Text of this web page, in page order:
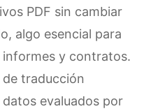
PDF sin cambiar
algo esencial para
informes y contratos.
traducción
evaluados por